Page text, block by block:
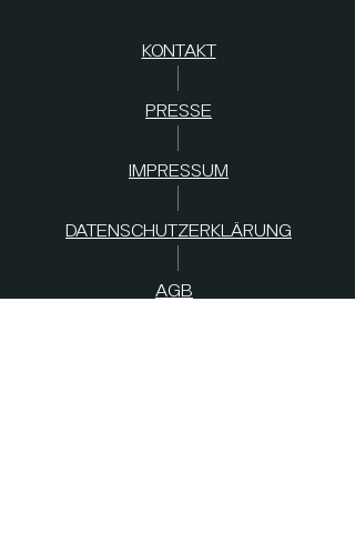
KONTAKT
PRESSE
IMPRESSUM
DATENSCHUTZERKLÄRUNG
AGB